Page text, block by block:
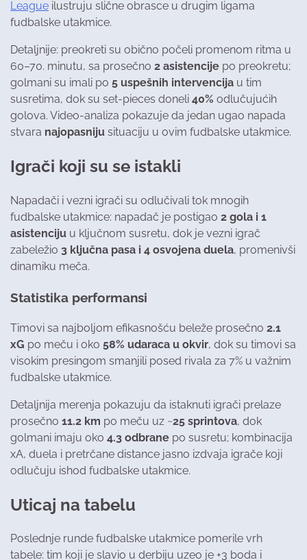
League ilustruju slične obrasce u drugim ligama
fudbalske utakmice.
Detaljnije: preokreti su obično počeli promenom ritma u
60–70. minutu, sa prosečno 2 asistencije po preokretu;
golmani su imali po 5 uspešnih intervencija u tim
susretima, dok su set-pieces doneli 40% odlučujućih
golova. Video-analiza pokazuje da jedan ugao napada
stvara najopasniju situaciju u ovim fudbalske utakmice.
Igrači koji su se istakli
Napadači i vezni igrači su odlučivali tok mnogih
fudbalske utakmice: napadač je postigao 2 gola i 1
asistenciju u ključnom susretu, dok je vezni igrač
zabeležio 3 ključna pasa i 4 osvojena duela, promenivši
dinamiku meča.
Statistika performansi
Timovi sa najboljom efikasnošću beleže prosečno 2.1
xG po meču i oko 58% udaraca u okvir, dok su timovi sa
visokim presingom smanjili posed rivala za 7% u važnim
fudbalske utakmice.
Detaljnija merenja pokazuju da istaknuti igrači prelaze
prosečno 11.2 km po meču uz ~25 sprintova, dok
golmani imaju oko 4.3 odbrane po susretu; kombinacija
xA, duela i pretrčane distance jasno izdvaja igrače koji
odlučuju ishod fudbalske utakmice.
Uticaj na tabelu
Poslednje runde fudbalske utakmice pomerile vrh
tabele: tim koji je slavio u derbiju uzeo je +3 boda i